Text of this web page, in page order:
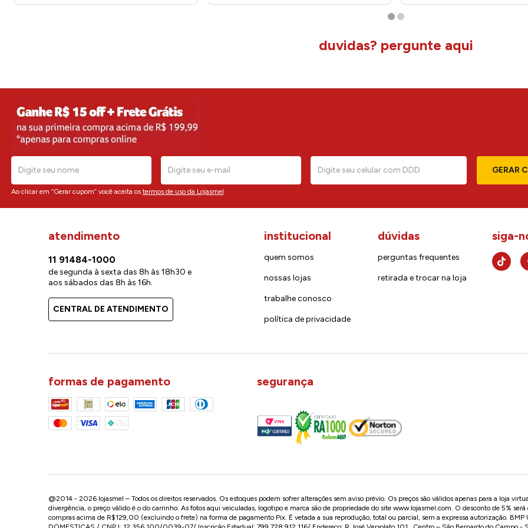
duvidas? pergunte aqui
GERAR
Ao clicar em “Gerar cupom” você aceita os termos de uso da Lojasmel
atendimento
11 91484-1000
de segunda à sexta das 8h às 18h30 e
aos sábados das 8h às 16h.
CENTRAL DE ATENDIMENTO
institucional
quem somos
nossas lojas
trabalhe conosco
política de privacidade
dúvidas
perguntas frequentes
retirada e trocar na loja
siga-
formas de pagamento segurança
@2014 - 2026 lojasmel – Todos os direitos reservados. Os estoques podem sofrer alterações sem aviso prévio. Os preços são válidos apenas para a loja
divergência, o preço válido é o do carrinho. As fotos aqui veiculadas, logotipo e marca são de propriedade do site www.lojasmel.com. O desconto de 5%
compras acima de R$129,00 (excluindo o frete) na forma de pagamento Pix. É vetada a sua reprodução, total ou parcial, sem a expressa autorização. BMP